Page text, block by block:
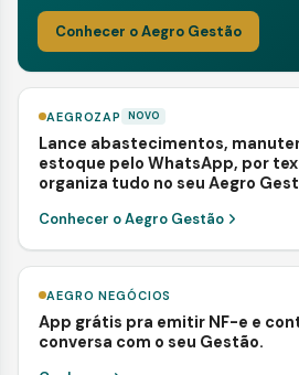
Conhecer o Aegro Gestão
AEGROZAP NOVO
Lance abastecimentos,
estoque pelo WhatsApp, por
organiza tudo no seu Aegro
Conhecer o Aegro Gestão
AEGRO NEGÓCIOS
App grátis pra emitir NF-e e
conversa com o seu Gestão.